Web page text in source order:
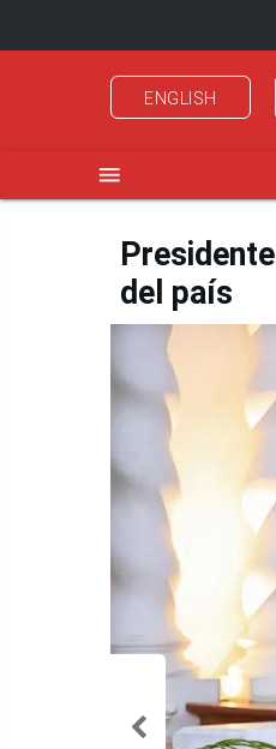
ENGLISH
menu
del país